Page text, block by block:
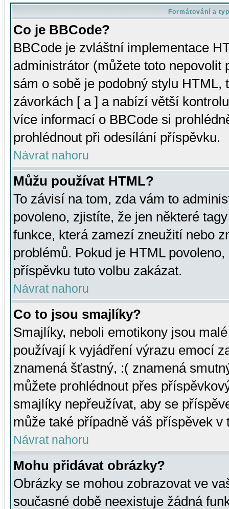
Formátování a
Co je BBCode?
BBCode je zvláštní implementace
administrátor (můžete toto
sám o sobě je podobný stylu HTML,
závorkách [ a ] a nabízí větší
více informací o BBCode si
prohlédnout při odesílání příspěvku.
Návrat nahoru
Můžu používat HTML?
To závisí na tom, zda vám to
povoleno, zjistíte, že jen některé
funkce, která zamezí zneužití nebo
problémů. Pokud je HTML
příspěvku tuto volbu zakázat.
Návrat nahoru
Co to jsou smajlíky?
Smajlíky, neboli emotikony jsou
používají k vyjádření výrazu emocí
znamená šťastný, :( znamená
můžete prohlédnout přes
smajlíky nepřeužívat, aby se
může také případně váš příspěvek v
Návrat nahoru
Mohu přidávat obrázky?
Obrázky se mohou zobrazovat ve
současné době neexistuje žádná